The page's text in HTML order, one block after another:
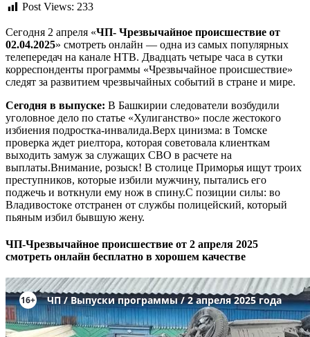
Post Views: 233
Сегодня 2 апреля «ЧП- Чрезвычайное происшествие от
02.04.2025» смотреть онлайн — одна из самых популярных
телепередач на канале НТВ. Двадцать четыре часа в сутки
корреспонденты программы «Чрезвычайное происшествие»
следят за развитием чрезвычайных событий в стране и мире.
Сегодня в выпуске: В Башкирии следователи возбудили
уголовное дело по статье «Хулиганство» после жестокого
избиения подростка-инвалида.Верх цинизма: в Томске
проверка ждет риелтора, которая советовала клиенткам
выходить замуж за служащих СВО в расчете на
выплаты.Внимание, розыск! В столице Приморья ищут троих
преступников, которые избили мужчину, пытались его
поджечь и воткнули ему нож в спину.С позиции силы: во
Владивостоке отстранен от службы полицейский, который
пьяным избил бывшую жену.
ЧП-Чрезвычайное происшествие от 2 апреля 2025
смотреть онлайн бесплатно в хорошем качестве